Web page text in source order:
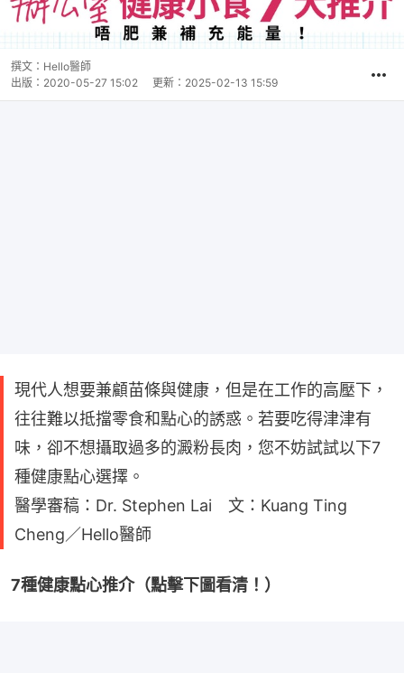
撰文： Hello醫師
出版： 2020-05-27 15:02 更新： 2025-02-13 15:59
現代人想要兼顧苗條與健康，但是在工作的高壓下，
往往難以抵擋零食和點心的誘惑。若要吃得津津有
味，卻不想攝取過多的澱粉長肉，您不妨試試以下7
種健康點心選擇。
醫學審稿：Dr. Stephen Lai 文：Kuang Ting
Cheng／Hello醫師
7種健康點心推介（點擊下圖看清！）